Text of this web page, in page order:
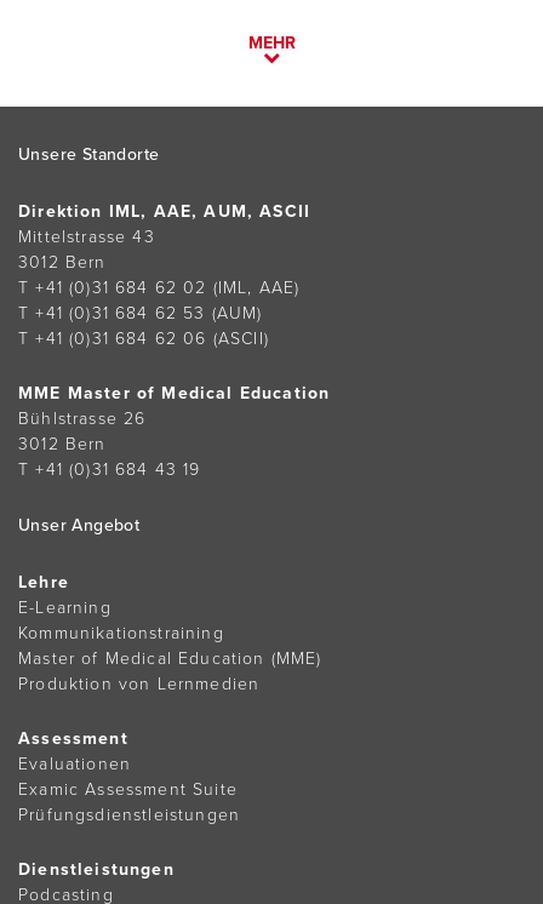
MEHR
Footer
Unsere Standorte
Direktion IML, AAE, AUM, ASCII
Mittelstrasse 43
3012 Bern
T +41 (0)31 684 62 02 (IML, AAE)
T +41 (0)31 684 62 53 (AUM)
T +41 (0)31 684 62 06 (ASCII)
MME Master of Medical Education
Bühlstrasse 26
3012 Bern
T +41 (0)31 684 43 19
Unser Angebot
Lehre
E-Learning
Kommunikationstraining
Master of Medical Education (MME)
Produktion von Lernmedien
Assessment
Evaluationen
Examic Assessment Suite
Prüfungsdienstleistungen
Dienstleistungen
Podcasting